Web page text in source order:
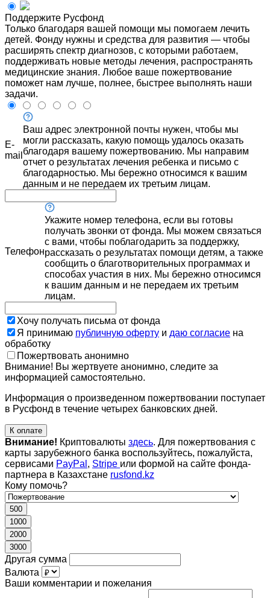
Поддержите Русфонд
Только благодаря вашей помощи мы помогаем лечить
детей. Фонду нужны и средства для развития — чтобы
расширять спектр диагнозов, с которыми работаем,
поддерживать новые методы лечения, распространять
медицинские знания. Любое ваше пожертвование
поможет нам лучше, полнее, быстрее выполнять наши
задачи.
E-
mail
Ваш адрес электронной почты нужен, чтобы мы
могли рассказать, какую помощь удалось оказать
благодаря вашему пожертвованию. Мы направим
отчет о результатах лечения ребенка и письмо с
благодарностью. Мы бережно относимся к вашим
данным и не передаем их третьим лицам.
Телефон
Укажите номер телефона, если вы готовы
получать звонки от фонда. Мы можем связаться
с вами, чтобы поблагодарить за поддержку,
рассказать о результатах помощи детям, а также
сообщить о благотворительных программах и
способах участия в них. Мы бережно относимся
к вашим данным и не передаем их третьим
лицам.
Хочу получать письма от фонда
Я принимаю публичную оферту и даю согласие на
обработку
Пожертвовать анонимно
Внимание! Вы жертвуете анонимно, следите за
информацией самостоятельно.
Информация о произведенном пожертвовании поступает
в Русфонд в течение четырех банковских дней.
К оплате
Внимание! Криптовалюты здесь. Для пожертвования с
карты зарубежного банка воспользуйтесь, пожалуйста,
сервисами PayPal , Stripe или формой на сайте фонда-
партнера в Казахстане rusfond.kz
Кому помочь?
500
1000
2000
3000
Другая сумма
Валюта
Ваши комментарии и пожелания